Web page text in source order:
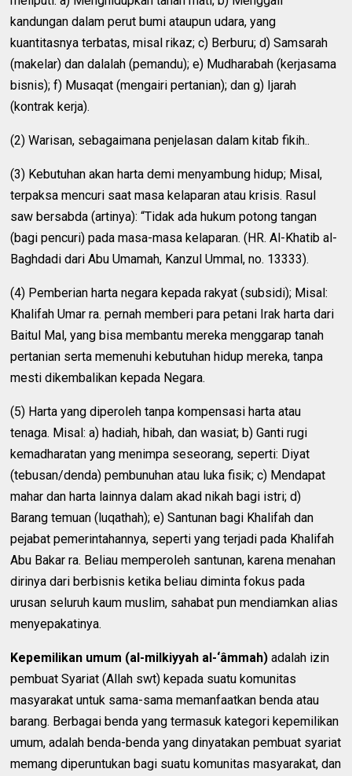
kandungan dalam perut bumi ataupun udara, yang
kuantitasnya terbatas, misal rikaz; c) Berburu; d) Samsarah
(makelar) dan dalalah (pemandu); e) Mudharabah (kerjasama
bisnis); f) Musaqat (mengairi pertanian); dan g) Ijarah
(kontrak kerja).
(2) Warisan, sebagaimana penjelasan dalam kitab fikih..
(3) Kebutuhan akan harta demi menyambung hidup; Misal,
terpaksa mencuri saat masa kelaparan atau krisis. Rasul
saw bersabda (artinya): “Tidak ada hukum potong tangan
(bagi pencuri) pada masa-masa kelaparan. (HR. Al-Khatib al-
Baghdadi dari Abu Umamah, Kanzul Ummal, no. 13333).
(4) Pemberian harta negara kepada rakyat (subsidi); Misal:
Khalifah Umar ra. pernah memberi para petani Irak harta dari
Baitul Mal, yang bisa membantu mereka menggarap tanah
pertanian serta memenuhi kebutuhan hidup mereka, tanpa
mesti dikembalikan kepada Negara.
(5) Harta yang diperoleh tanpa kompensasi harta atau
tenaga. Misal: a) hadiah, hibah, dan wasiat; b) Ganti rugi
kemadharatan yang menimpa seseorang, seperti: Diyat
(tebusan/denda) pembunuhan atau luka fisik; c) Mendapat
mahar dan harta lainnya dalam akad nikah bagi istri; d)
Barang temuan (luqathah); e) Santunan bagi Khalifah dan
pejabat pemerintahannya, seperti yang terjadi pada Khalifah
Abu Bakar ra. Beliau memperoleh santunan, karena menahan
dirinya dari berbisnis ketika beliau diminta fokus pada
urusan seluruh kaum muslim, sahabat pun mendiamkan alias
menyepakatinya.
Kepemilikan umum (al-milkiyyah al-‘âmmah) adalah izin
pembuat Syariat (Allah swt) kepada suatu komunitas
masyarakat untuk sama-sama memanfaatkan benda atau
barang. Berbagai benda yang termasuk kategori kepemilikan
umum, adalah benda-benda yang dinyatakan pembuat syariat
memang diperuntukan bagi suatu komunitas masyarakat, dan